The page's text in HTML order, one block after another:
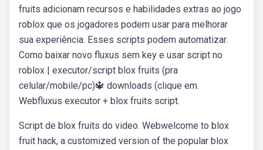
fruits adicionam recursos e habilidades extras ao jogo
roblox que os jogadores podem usar para melhorar
sua experiência. Esses scripts podem automatizar.
Como baixar novo fluxus sem key e usar script no
roblox | executor/script blox fruits (pra
celular/mobile/pc)🔱 downloads (clique em.
Webfluxus executor + blox fruits script.
Script de blox fruits do video. Webwelcome to blox
fruit hack, a customized version of the popular blox